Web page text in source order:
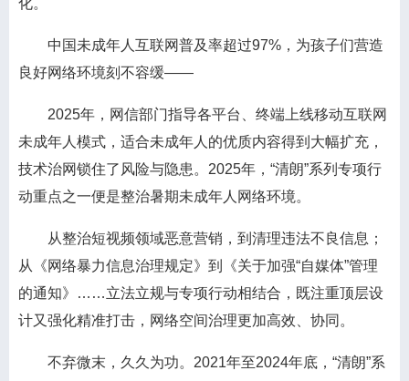
化。
中国未成年人互联网普及率超过97%，为孩子们营造
良好网络环境刻不容缓——
2025年，网信部门指导各平台、终端上线移动互联网
未成年人模式，适合未成年人的优质内容得到大幅扩充，
技术治网锁住了风险与隐患。2025年，“清朗”系列专项行
动重点之一便是整治暑期未成年人网络环境。
从整治短视频领域恶意营销，到清理违法不良信息；
从《网络暴力信息治理规定》到《关于加强“自媒体”管理
的通知》……立法立规与专项行动相结合，既注重顶层设
计又强化精准打击，网络空间治理更加高效、协同。
不弃微末，久久为功。2021年至2024年底，“清朗”系